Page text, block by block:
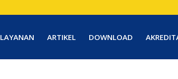
LAYANAN ARTIKEL DOWNLOAD